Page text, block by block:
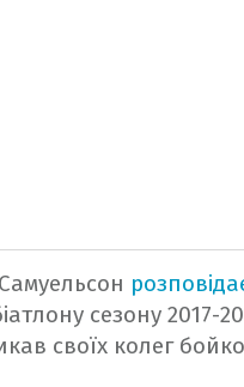
сезону 2017-
своїх колег